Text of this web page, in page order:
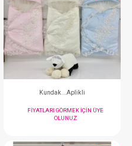
Alt Açma...Ayı
FIYATLARI
OLUNUZ